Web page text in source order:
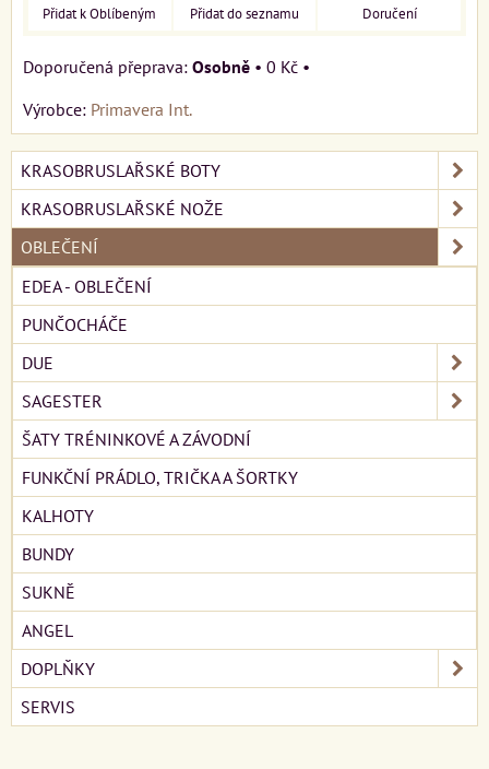
Přidat k Oblíbeným Přidat do seznamu Doručení
Osobně • 0 Kč •
Výrobce: Primavera Int.
KRASOBRUSLAŘSKÉ BOTY
KRASOBRUSLAŘSKÉ NOŽE
OBLEČENÍ
EDEA - OBLEČENÍ
PUNČOCHÁČE
DUE
SAGESTER
ŠATY TRÉNINKOVÉ A ZÁVODNÍ
FUNKČNÍ PRÁDLO, TRIČKA A ŠORTKY
KALHOTY
BUNDY
SUKNĚ
ANGEL
DOPLŇKY
SERVIS